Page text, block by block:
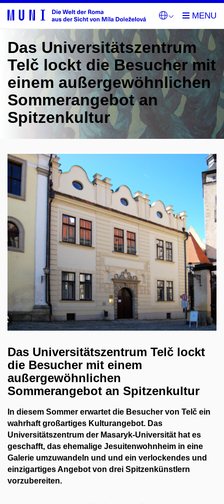
Das Universitätszentrum
Telč lockt die Besucher mit
einem außergewöhnlichen
Sommerangebot an
Spitzenkultur
Das Universitätszentrum Telč lockt
die Besucher mit einem
außergewöhnlichen
Sommerangebot an Spitzenkultur
In diesem Sommer erwartet die Besucher von Telč ein
wahrhaft großartiges Kulturangebot. Das
Universitätszentrum der Masaryk-Universität hat es
geschafft, das ehemalige Jesuitenwohnheim in eine
Galerie umzuwandeln und und ein verlockendes und
einzigartiges Angebot von drei Spitzenkünstlern
vorzubereiten.